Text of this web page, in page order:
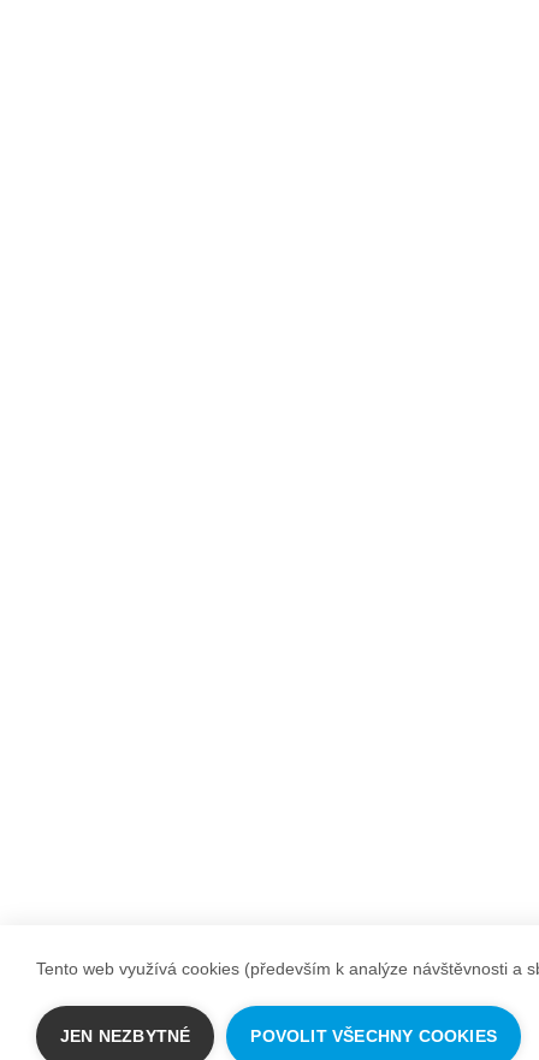
Tento web využívá cookies (především k analýze návštěvnosti a
JEN NEZBYTNÉ POVOLIT VŠECHNY COOKIES